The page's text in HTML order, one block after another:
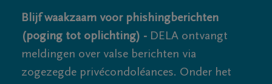
Blijf waakzaam voor phishingberichten
(poging tot oplichting) - DELA ontvangt
meldingen over valse berichten via
zogezegde privécondoléances. Onder het